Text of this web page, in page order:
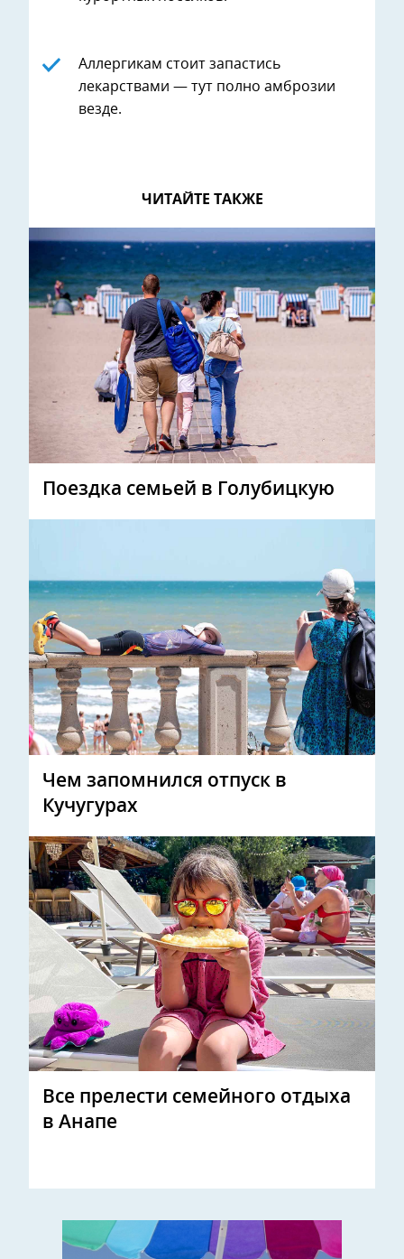
Аллергикам стоит запастись
лекарствами — тут полно амброзии
везде.
ЧИТАЙТЕ ТАКЖЕ
Поездка семьей в Голубицкую
Чем запомнился отпуск в
Кучугурах
Все прелести семейного отдыха
в Анапе